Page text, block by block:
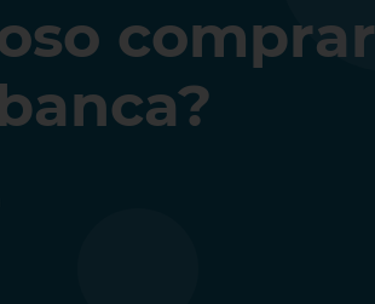
comprar